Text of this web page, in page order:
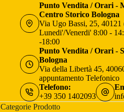
Punto Vendita / Orari -
Centro Storico Bologna
Via Ugo Bassi, 25,
Lunedi'/Venerdi' 8:00 -
-18:00
Punto Vendita / Orari -
Bologna
Via della Libertà 45,
appuntamento Telefonico
Telefono:
+39 350 1402093
Categorie Prodotto